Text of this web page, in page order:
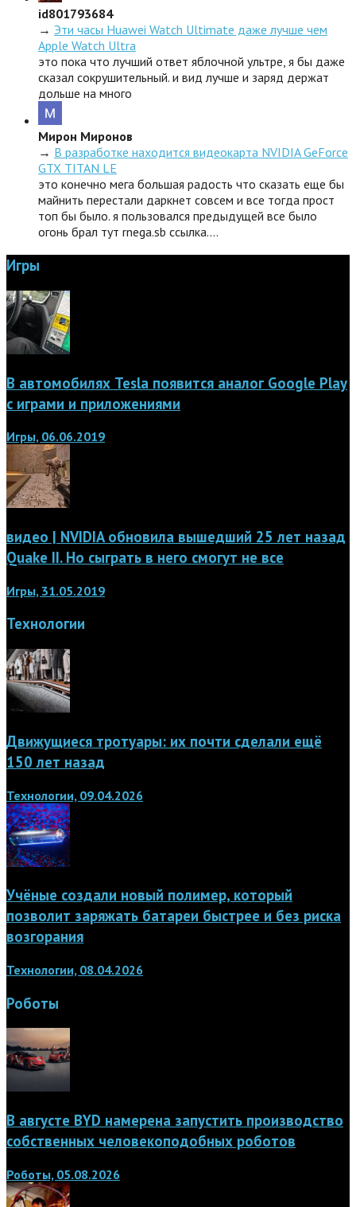
id801793684
→ Эти часы Huawei Watch Ultimate даже лучше чем
Apple Watch Ultra
это пока что лучший ответ яблочной ультре, я бы даже
сказал сокрушительный. и вид лучше и заряд держат
дольше на много
Мирон Миронов
→ В разработке находится видеокарта NVIDIA GeForce
GTX TITAN LE
это конечно мега большая радость что сказать еще бы
майнить перестали даркнет совсем и все тогда прост
топ бы было. я пользовался предыдущей все было
огонь брал тут rnega.sb ссылка.…
Игры
В автомобилях Tesla появится аналог Google Play
с играми и приложениями
Игры, 06.06.2019
видео | NVIDIA обновила вышедший 25 лет назад
Quake II. Но сыграть в него смогут не все
Игры, 31.05.2019
Технологии
Движущиеся тротуары: их почти сделали ещё
150 лет назад
Технологии, 09.04.2026
Учёные создали новый полимер, который
позволит заряжать батареи быстрее и без риска
возгорания
Технологии, 08.04.2026
Роботы
В августе BYD намерена запустить производство
собственных человекоподобных роботов
Роботы, 05.08.2026